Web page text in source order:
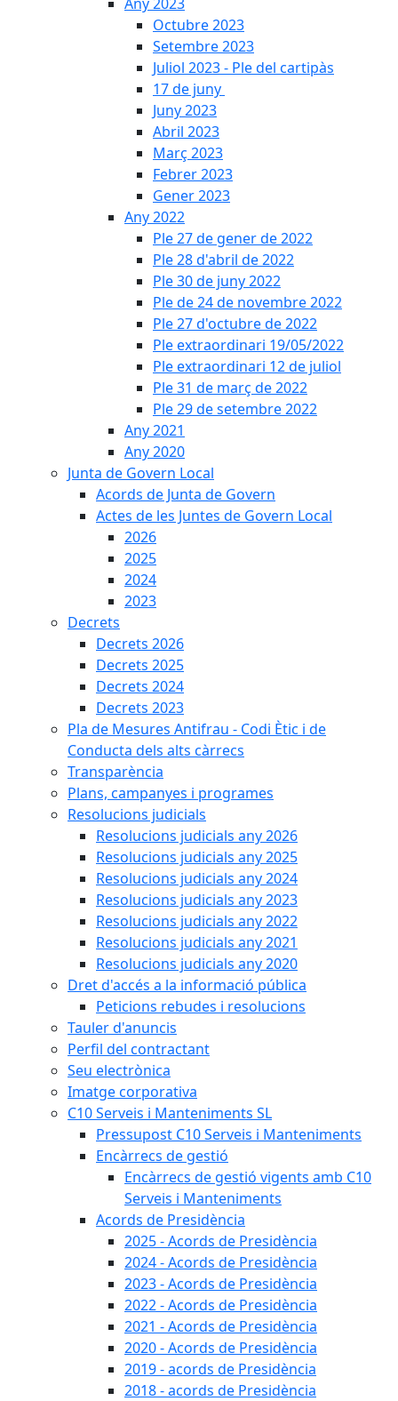
Octubre 2023
Setembre 2023
Juliol 2023 - Ple del cartipàs
17 de juny
Juny 2023
Abril 2023
Març 2023
Febrer 2023
Gener 2023
Any 2022
Ple 27 de gener de 2022
Ple 28 d'abril de 2022
Ple 30 de juny 2022
Ple de 24 de novembre 2022
Ple 27 d'octubre de 2022
Ple extraordinari 19/05/2022
Ple extraordinari 12 de juliol
Ple 31 de març de 2022
Ple 29 de setembre 2022
Any 2021
Any 2020
Junta de Govern Local
Acords de Junta de Govern
Actes de les Juntes de Govern Local
2026
2025
2024
2023
Decrets
Decrets 2026
Decrets 2025
Decrets 2024
Decrets 2023
Pla de Mesures Antifrau - Codi Ètic i de
Conducta dels alts càrrecs
Transparència
Plans, campanyes i programes
Resolucions judicials
Resolucions judicials any 2026
Resolucions judicials any 2025
Resolucions judicials any 2024
Resolucions judicials any 2023
Resolucions judicials any 2022
Resolucions judicials any 2021
Resolucions judicials any 2020
Dret d'accés a la informació pública
Peticions rebudes i resolucions
Tauler d'anuncis
Perfil del contractant
Seu electrònica
Imatge corporativa
C10 Serveis i Manteniments SL
Pressupost C10 Serveis i Manteniments
Encàrrecs de gestió
Encàrrecs de gestió vigents amb C10
Serveis i Manteniments
Acords de Presidència
2025 - Acords de Presidència
2024 - Acords de Presidència
2023 - Acords de Presidència
2022 - Acords de Presidència
2021 - Acords de Presidència
2020 - Acords de Presidència
2019 - acords de Presidència
2018 - acords de Presidència